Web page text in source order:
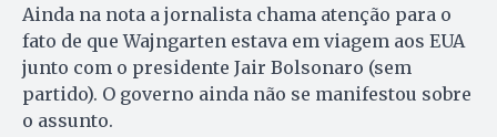
Ainda na nota a jornalista chama atenção para o
fato de que Wajngarten estava em viagem aos EUA
junto com o presidente Jair Bolsonaro (sem
partido). O governo ainda não se manifestou sobre
o assunto.